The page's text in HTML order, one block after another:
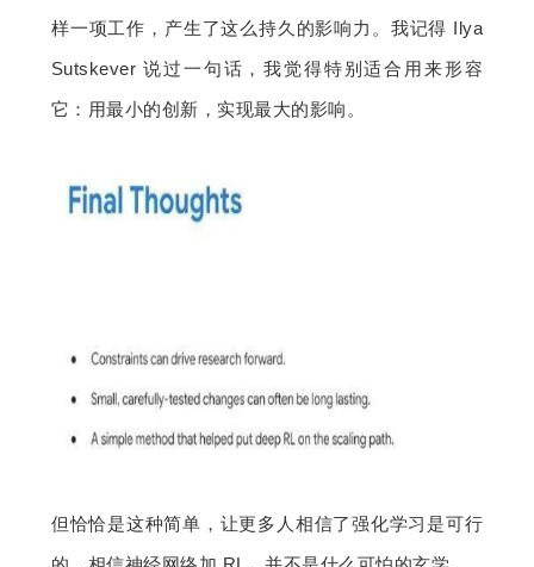
样一项工作，产生了这么持久的影响力。我记得 Ilya
Sutskever 说过一句话，我觉得特别适合用来形容
它：用最小的创新，实现最大的影响。
但恰恰是这种简单，让更多人相信了强化学习是可行